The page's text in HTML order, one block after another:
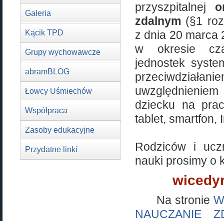
Galeria
Kącik TPD
Grupy wychowawcze
abramBLOG
Łowcy Uśmiechów
Współpraca
Zasoby edukacyjne
Przydatne linki
przyszpitalnej
zdalnym (§1
z dnia 20 marca
w okresie
jednostek
dziecku na
tablet, smartfon,
Rodziców i
nauki prosimy o
Na stronie
NAUCZANIE